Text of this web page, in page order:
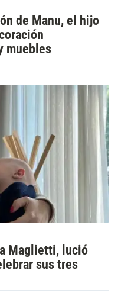
de Manu, el hijo
muebles
Maglietti, lució
sus tres